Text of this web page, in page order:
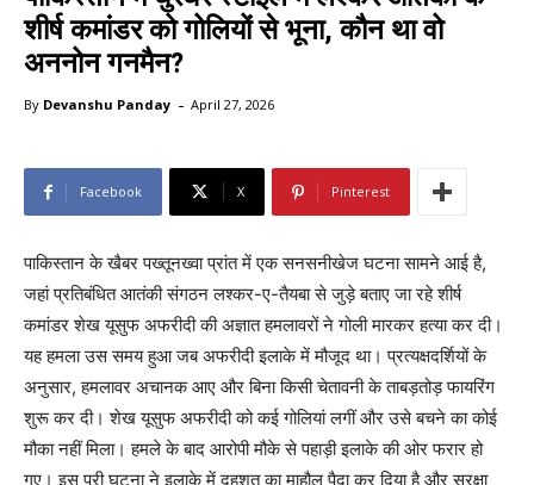
शीर्ष कमांडर को गोलियों से भूना, कौन था वो
अननोन गनमैन?
By Devanshu Panday - April 27, 2026
Facebook X Pinterest
पाकिस्तान के खैबर पख्तूनख्वा प्रांत में एक सनसनीखेज घटना सामने आई है,
जहां प्रतिबंधित आतंकी संगठन लश्कर-ए-तैयबा से जुड़े बताए जा रहे शीर्ष
कमांडर शेख यूसुफ अफरीदी की अज्ञात हमलावरों ने गोली मारकर हत्या कर दी।
यह हमला उस समय हुआ जब अफरीदी इलाके में मौजूद था। प्रत्यक्षदर्शियों के
अनुसार, हमलावर अचानक आए और बिना किसी चेतावनी के ताबड़तोड़ फायरिंग
शुरू कर दी। शेख यूसुफ अफरीदी को कई गोलियां लगीं और उसे बचने का कोई
मौका नहीं मिला। हमले के बाद आरोपी मौके से पहाड़ी इलाके की ओर फरार हो
गए। इस पूरी घटना ने इलाके में दहशत का माहौल पैदा कर दिया है और सुरक्षा